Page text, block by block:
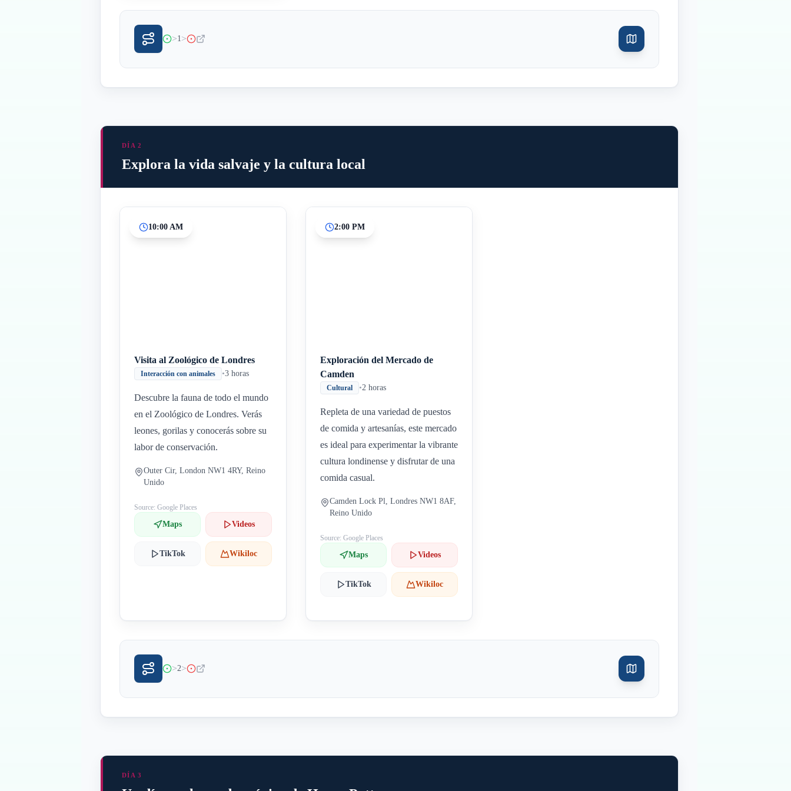
>1>
DÍA 2
Explora la vida salvaje y la cultura local
10:00 AM
Visita al Zoológico de Londres
Interacción con animales •3 horas
Descubre la fauna de todo el mundo
en el Zoológico de Londres. Verás
leones, gorilas y conocerás sobre su
labor de conservación.
Outer Cir, London NW1 4RY, Reino
Unido
Source: Google Places
Maps Videos
TikTok Wikiloc
2:00 PM
Exploración del Mercado de
Camden
Cultural •2 horas
Repleta de una variedad de puestos
de comida y artesanías, este mercado
es ideal para experimentar la vibrante
cultura londinense y disfrutar de una
comida casual.
Camden Lock Pl, Londres NW1 8AF,
Reino Unido
Source: Google Places
Maps Videos
TikTok Wikiloc
>2>
DÍA 3